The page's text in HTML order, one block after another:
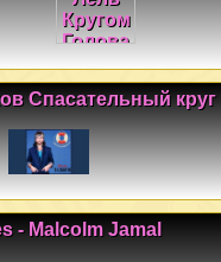
Спасательный круг
- Malcolm Jamal